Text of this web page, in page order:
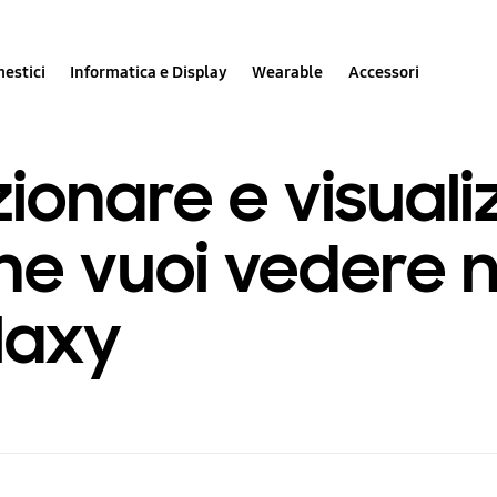
Informatica e Display Wearable Accessori
e
vuoi vedere